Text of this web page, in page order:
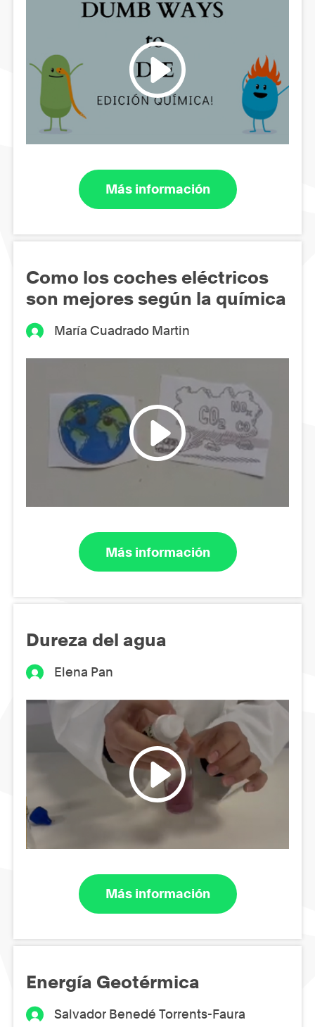
Más información
Como los coches eléctricos
son mejores según la química
María Cuadrado Martin
Más información
Dureza del agua
Elena Pan
Más información
Energía Geotérmica
Salvador Benedé Torrents-Faura